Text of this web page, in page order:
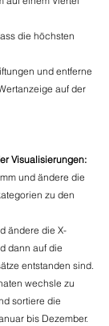
die höchsten
und entferne
auf der
Visualisierungen:
und ändere die
zu den
ändere die X-
dann auf die
entstanden sind.
wechsle zu
sortiere die
bis Dezember.